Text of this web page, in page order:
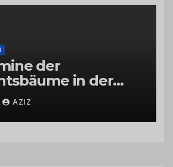
der
in der
in den
AZIZ